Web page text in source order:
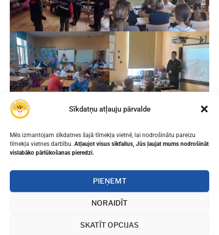
Sīkdatņu atļauju pārvalde
Mēs izmantojam sīkdatnes šajā tīmekļa vietnē, lai nodrošinātu pareizu
tīmekļa vietnes darbību. Atļaujot visus sīkfailus, Jūs ļaujat mums nodrošināt
vislabāko pārlūkošanas pieredzi.
PIEŅEMT
NORAIDĪT
SKATĪT OPCIJAS